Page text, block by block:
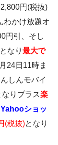
円(税抜)
わかけ放題オ
円引、そし
なり 最大で
24日11時ま
しんモバイ
なりプラス楽
ショッ
(税抜)となり